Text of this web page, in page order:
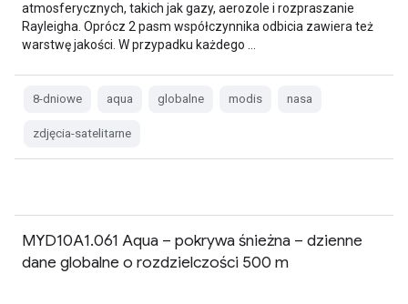
atmosferycznych, takich jak gazy, aerozole i rozpraszanie
Rayleigha. Oprócz 2 pasm współczynnika odbicia zawiera też
warstwę jakości. W przypadku każdego …
8-dniowe aqua globalne modis nasa
zdjęcia-satelitarne
MYD10A1.061 Aqua – pokrywa śnieżna – dzienne
dane globalne o rozdzielczości 500 m